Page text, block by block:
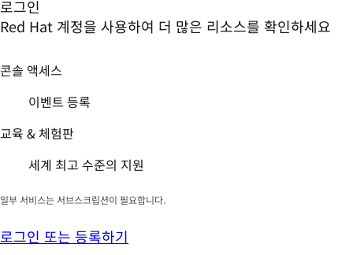
로그인
Red Hat 계정을 사용하여 더 많은 리소스를 확인하세요
콘솔 액세스
이벤트 등록
교육 & 체험판
세계 최고 수준의 지원
일부 서비스는 서브스크립션이 필요합니다.
로그인 또는 등록하기